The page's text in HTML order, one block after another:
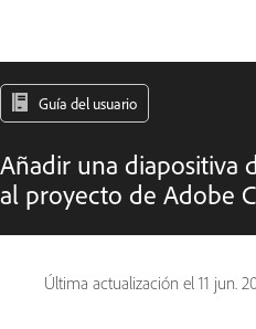
Guía del usuario
Añadir una diapositiva
al proyecto de Adobe
Última actualización el 11 jun.